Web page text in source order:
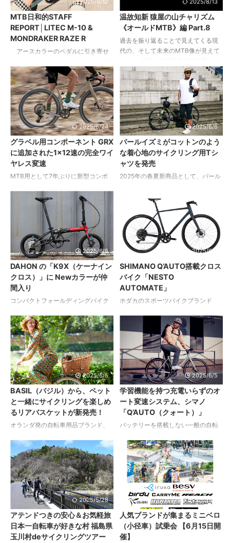
バイクからスタート、いまのバイク
に乗り換えてから2年。 「スピード
が出せるのが楽しい」というダウン
ヒラー気質を持ち、2023シーズンは
2年生クラスで2戦 勝（岩岳＆菖蒲
いるパーツも多いが、これまで使用
してきたオーリンズのフォークの滑
らかな動きに感銘を受けて、本モデ
ルではリアユニットにもオーリンズ
のアイテムをインストールすること
ースフェイスでそろえるなど、こだ
わりもなかなか。 トレイルラ ...
2025/8/12
MTB日和的STAFF
REPORT│LITEC M-10 &
MONDRAKER RAZE R
アースカラーのペダルに引き寄せ
力系のペダルとの出会い 前号の「フ
ラットペダルカタログ」ページで、
37セットのペダルを撮影しました。
ひとくちにペダルといっても、それ
ぞれの形状に個性があり、カラフル
なラインアップは見ているだけで心
が躍ります。「かっこいいなぁ」と
いうペダルもたくさんあったのです
が、アルマイト系のカラーアイテム
より個人的にひかれたのがペタッと
した色味が印象的なナイロンペダ
よかったなと……。なかでも、 ...
2025/8/13
温故知新 猿屋の山チャリズム
《オールドMTB》編 Part.8
過去を振り返ることで見えてくる現
代の、そして未来のMTB像が見えて
兼ねて、ハードテイルに関する考え
方について、ノリさんからお話をう
かがいました。 今泉紀夫 ワークショ
ップモンキー店主。MTB 誕生以前か
らそのシーンのすべてを見てきたま
さに歴史の生き証人。日本人による
日本のフィールドにマッチする日本
人のためのフレーム、モンキーシリ
ーズの開発にも意欲的。
http://www.monkey-magic.com/ 最
近はオールドMTBが集まるイベント
2025/6/24
グラベル用コンポーネント GRX
に追加された1×12速の完全ワイ
ヤレス変速
MTB用として7年ぶりに新型コンポ
全ワイヤレス化されたXTR（M9200
シリーズ）、デオーレXT（M8200シ
リーズ）、デオーレ（M6200シリー
ズ）が注目される中、さらにグラベ
ル専用コンポーネントとして
GRX（RX827シリーズ）を追加。 ド
ロップハンドル車においても1×12速
の完全ワイヤレス変速を実現する、
グラベルライダー待望のラインアッ
プをそろえてきた。 2×12速のロード
＆グラベル用グループセットで導入
をベースとしながら、M9200シ ...
2025/6/6
パールイズミがコットンのよう
な着心地のサイクリング用Tシ
ャツを発売
2025年の春夏新商品として、パール
ィライド ロングT」を発売。 「シテ
ィライド T」はコットンのような肌
触りと優れた吸汗速乾性が特徴。着
やすいシンプルなデザインと、リサ
イクルされたポリエステル素材を採
用した高機能Tシャツです。 ボタン
クリングにも最適。胸ポケットとピ
スネームがデザインのアクセントに
もなっています。 同仕様で長袖タイ
プの「シティライド ロングT」もラ
●よりカジュアルなコーディネイト
で自転 ...
2025/6/6
DAHON の「K9X（ケーナイン
クロス）」に Newカラーが仲
間入り
コンパクトフォールディングバイク
16インチモデル「K9X」に待望の新
色「RED×BLACK」が登場。 レッド
×ブラックは2018年にK3がリリース
された際のカラーリングで、多くの
要望があり、今回、「K9X」に採用
されました。 DAHON K9X ダホン
ケーナインクロス ＊2024 グッドデ
ザイン賞受賞モデル コンパクトフォ
ールディングバイクの理想形を追求
する「Kシリーズ」に新たに加わっ
た、16インチ最新モデル。9速化、
すとともにホイ ...
2025/6/5
SHIMANO Q’AUTO搭載クロス
バイク「NESTO
AUTOMATE」
ホダカのスポーツバイクブランド
の新しいコンポーネント
「Q'AUTO（クオート）」を搭載した
クロスバイク「AUTOMATE（オート
メイト）」が2025年11月に発売され
ます。 SHIMANO Q'AUTOはQUES
1×10 / 11sに対応したDi2変速システ
ムで、AI学習機能を備えライダーの
ペダリングに応じて最適な変速を自
動で行う（オートマチックシフト）
革新的なシステムを実現しました。
また充電も不要。 AUTOMATEは、
2025/6/5
BASIL（バジル）から、ペット
と一緒にサイクリングを楽しめ
るリアバスケットが新発売！
オランダ発の自転車用品ブランド、
緒にサイクリングを楽しめるリアバ
スケット「BUDDY DOG BICYCLE
BASKET MIK2.0（バディ ドッグ バ
イシクル バスケット ミック2.0）」
と「PASJA DOG BASKET
MIK2.0（パスジャ ドッグ バスケッ
ト ミック2.0）」を2025年6月6日に
発売します。 【BUDDY DOG
BICYCLE BASKET MIK2.0】 ・ペッ
トが噛んでも壊れにくい、耐久性の
2025/6/5
学習機能を持つ充電いらずのオ
ート変速システム、シマノ
「Q’AUTO（クォート）」
バッテリーを搭載しない一般の自転
テム、「Q’AUTO（クォート）」がシ
マノより発表されました。 昨今の自
転車における、オート変速という技
術は、主にE-BIKE（電動アシスト自
転車）のテクノロジーとともに語ら
れる機能でした。 シマノはその概念
を覆し、バッテリーを搭載しない通
常の自転車でもオート変速を可能に
しました。 Q’AUTOは学習機能を持
つソフトウェアを搭載。ライダーに
2025/5/28
アテンドつきの安心＆お気軽旅
日本一自転車が好きな村 福島県
玉川村deサイクリングツアー
2025/5/23
人気ブランドが集まるミニベロ
（小径車）試乗会 【6月15日開
催】